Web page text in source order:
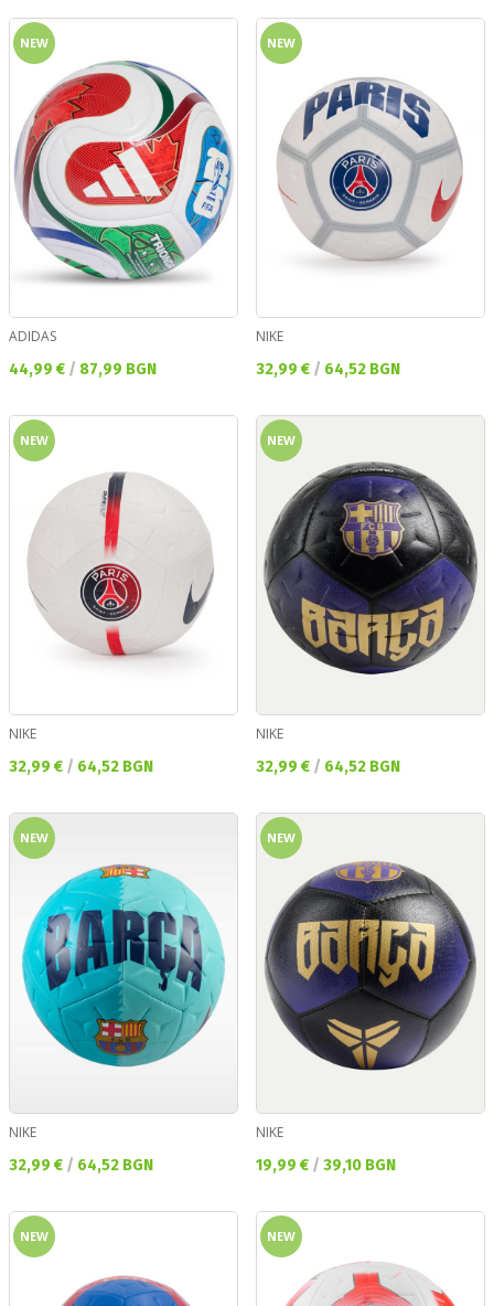
NEW
ADIDAS
Текуща цена:
44,99 € / 87,99 BGN
NEW
NIKE
Текуща цена:
32,99 € / 64,52 BGN
NEW
NIKE
Текуща цена:
32,99 € / 64,52 BGN
NEW
NIKE
Текуща цена:
32,99 € / 64,52 BGN
NEW
NIKE
Текуща цена:
32,99 € / 64,52 BGN
NEW
NIKE
Текуща цена:
19,99 € / 39,10 BGN
NEW NEW